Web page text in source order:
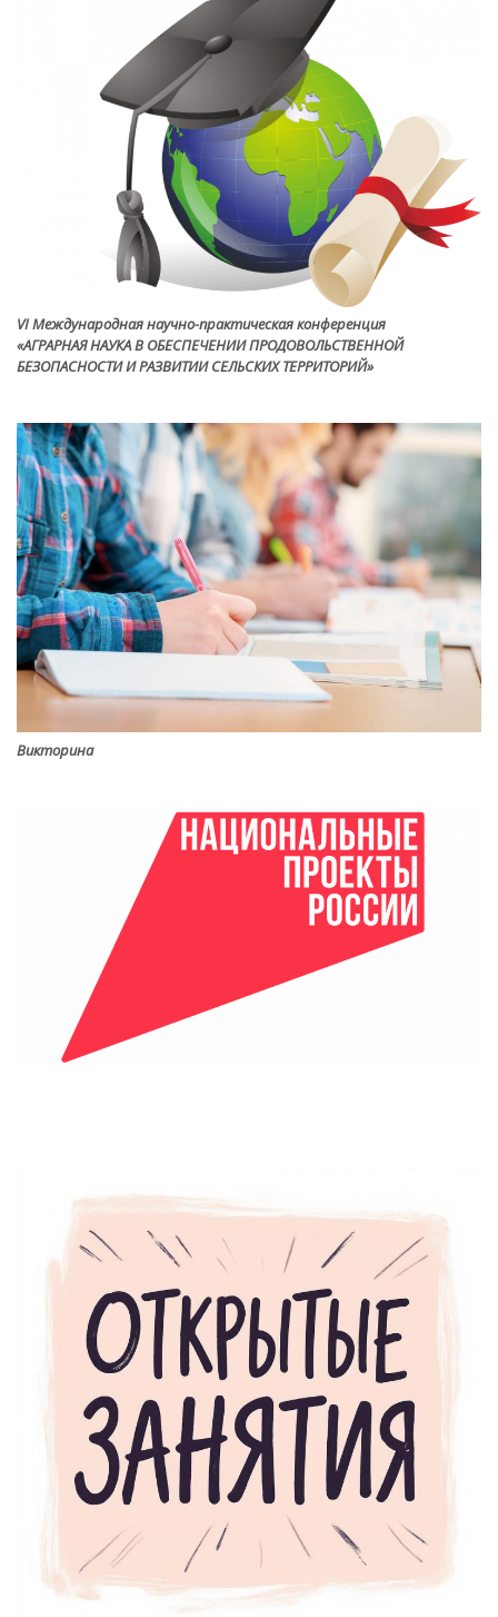
VI Международная научно-практическая конференция
«АГРАРНАЯ НАУКА В ОБЕСПЕЧЕНИИ ПРОДОВОЛЬСТВЕННОЙ
БЕЗОПАСНОСТИ И РАЗВИТИИ СЕЛЬСКИХ ТЕРРИТОРИЙ»
Викторина